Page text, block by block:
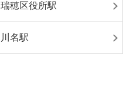
瑞穂区役所駅
川名駅